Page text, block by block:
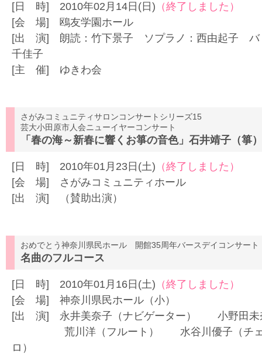
[日 時] 2010年02月14日(日) （終了しました）
[会 場] 鴎友学園ホール
[出 演] 朗読：竹下景子 ソプラノ：西由起子 バ
千佳子
[主 催] ゆきわ会
さがみコミュニティサロンコンサートシリーズ15
芸大小田原市人会ニューイヤーコンサート
「春の海～新春に響くお箏の音色」石井靖子（箏）
[日 時] 2010年01月23日(土) （終了しました）
[会 場] さがみコミュニティホール
[出 演] （賛助出演）
おめでとう神奈川県民ホール 開館35周年バースデイコンサート
名曲のフルコース
[日 時] 2010年01月16日(土) （終了しました）
[会 場] 神奈川県民ホール（小）
[出 演] 永井美奈子（ナビゲーター） 小野田
荒川洋（フルート） 水谷川優子（チェ
ロ）